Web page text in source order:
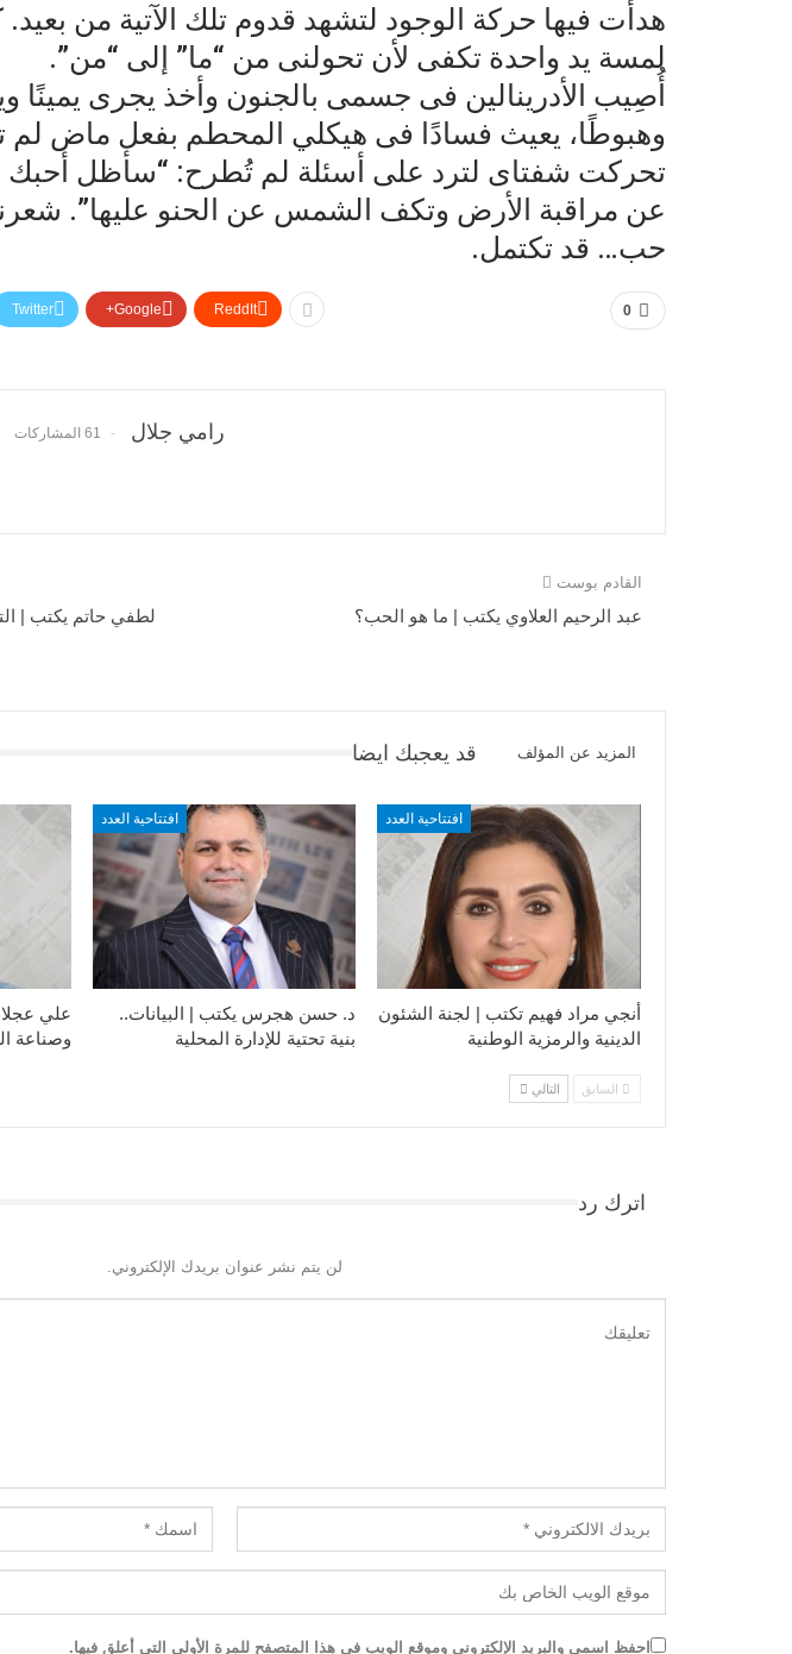
هدأت فيها حركة الوجود لتشهد قدوم تلك الآتية من
لمسة يد واحدة تكفى لأن تحولنى من “ما” إلى “من”.
أُصِيب الأدرينالين فى جسمى بالجنون وأخذ يجرى يمينًا
وهبوطًا، يعيث فسادًا فى هيكلي المحطم بفعل ماض لم
تحركت شفتاى لترد على أسئلة لم تُطرح: “سأظل أحبك
عن مراقبة الأرض وتكف الشمس عن الحنو عليها”.
حب… قد تكتمل.
0
Twitter Google+ ReddIt
رامي جلال 61 المشاركات
لطفي حاتم يكتب |
القادم بوست
عبد الرحيم العلاوي يكتب | ما هو الحب؟
قد يعجبك ايضا المزيد عن المؤلف
علي
وصناعة
افتتاحية العدد
د. حسن هجرس يكتب | البيانات..
بنية تحتية للإدارة المحلية
افتتاحية العدد
أنجي مراد فهيم تكتب | لجنة الشئون
الدينية والرمزية الوطنية
السابق التالي
اترك رد
لن يتم نشر عنوان بريدك الإلكتروني.
احفظ اسمي والبريد الإلكتروني وموقع الويب في هذا المتصفح للمرة الأولى التي أعلق فيها.